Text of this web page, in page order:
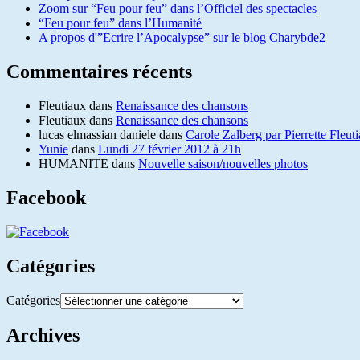
Zoom sur “Feu pour feu” dans l’Officiel des spectacles
“Feu pour feu” dans l’Humanité
A propos d'”Ecrire l’Apocalypse” sur le blog Charybde2
Commentaires récents
Fleutiaux dans Renaissance des chansons
Fleutiaux dans Renaissance des chansons
lucas elmassian daniele dans Carole Zalberg par Pierrette
Yunie dans Lundi 27 février 2012 à 21h
HUMANITE dans Nouvelle saison/nouvelles photos
Facebook
Catégories
Catégories
Archives